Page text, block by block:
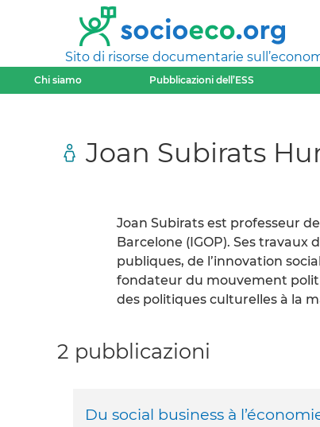
Sito di risorse documentarie
Chi siamo Pubblicazioni dell’ESS
Joan Subirats
Joan Subirats est professeur
Barcelone (IGOP). Ses
publiques, de l’innovation
fondateur du mouvement
des politiques culturelles à la
2 pubblicazioni
Du social business à